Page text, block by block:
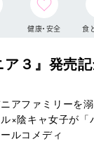
健康・安全 食
ア３』発売
ニアファミリーを
×陰キャ女子が
ルコメディ